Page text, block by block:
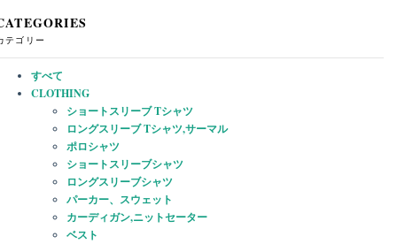
テゴリー
すべて
CLOTHING
ショートスリーブ Tシャツ
ロングスリーブ Tシャツ,サーマル
ポロシャツ
ショートスリーブシャツ
ロングスリーブシャツ
パーカー、スウェット
カーディガン,ニットセーター
ベスト